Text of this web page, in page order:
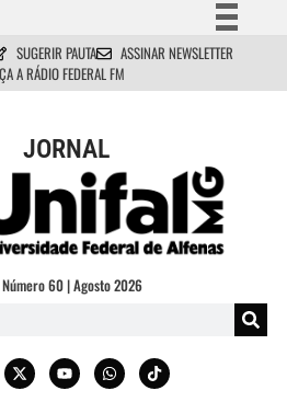
Simplifique!
Comunica BR
Acesso à informação
Legislação
Canais
SUGERIR PAUTA
ASSINAR NEWSLETTER
A RÁDIO FEDERAL FM
JORNAL
60 | Agosto 2026